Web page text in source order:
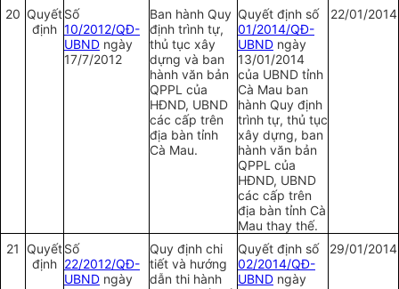
20 Quyết
định
Số
10/2012/QĐ-
UBND ngày
17/7/2012
Ban hành Quy
định trình tự,
thủ tục xây
dựng và ban
hành văn bản
QPPL của
HĐND, UBND
các cấp trên
địa bàn tỉnh
Cà Mau.
Quyết định số
01/2014/QĐ-
UBND ngày
13/01/2014
của UBND tỉnh
Cà Mau ban
hành Quy định
trình tự, thủ tục
xây dựng, ban
hành văn bản
QPPL của
HĐND, UBND
các cấp trên
địa bàn tỉnh Cà
Mau thay thế.
22/01/2014
21
Quyết
định
Số
22/2012/QĐ-
UBND ngày
Quy định chi
tiết và hướng
dẫn thi hành
Quyết định số
02/2014/QĐ-
UBND ngày
29/01/2014